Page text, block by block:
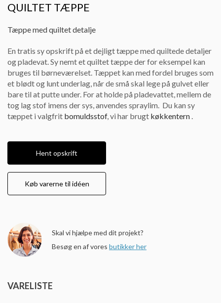
QUILTET TÆPPE
Tæppe med quiltet detalje
En tratis sy opskrift på et dejligt tæppe med quiltede detaljer
og pladevat. Sy nemt et quiltet tæppe der for eksempel kan
bruges til børneværelset. Tæppet kan med fordel bruges som
et blødt og lunt underlag, når de små skal lege på gulvet eller
bare til at putte under. For at holde på pladevattet, mellem de
tog lag stof imens der sys, anvendes spraylim. Du kan sy
tæppet i valgfrit bomuldsstof, vi har brugt køkkentern .
Hent opskrift
Køb varerne til idéen
Skal vi hjælpe med dit projekt?
Besøg en af vores butikker her
VARELISTE